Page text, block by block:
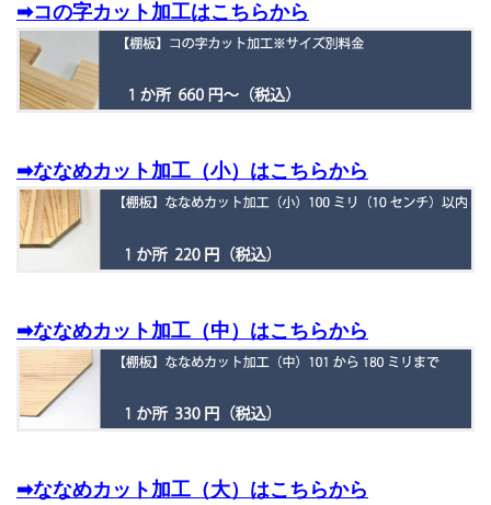
➡コの字カット加工はこちらから
➡ななめカット加工（小）はこちらから
➡ななめカット加工（中）はこちらから
➡ななめカット加工（大）はこちらから